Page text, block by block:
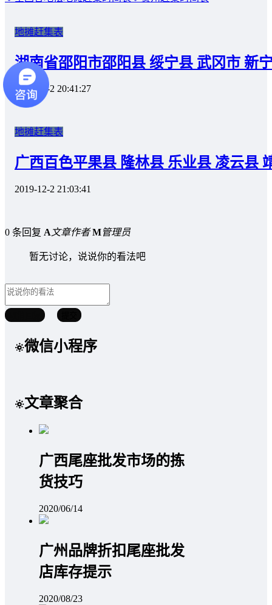
地摊赶集表
湖南省邵阳市邵阳县 绥宁县 武冈市 新
2019-12-2 20:41:27
地摊赶集表
广西百色平果县 隆林县 乐业县 凌云县
2019-12-2 21:03:41
0 条回复 A 文章作者 M管理员
暂无讨论，说说你的看法吧
微信小程序
文章聚合
广西尾座批发市场的拣
货技巧
2020/06/14
广州品牌折扣尾座批发
店库存提示
2020/08/23